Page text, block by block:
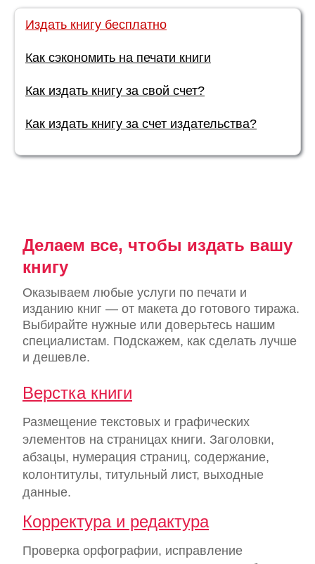
Издать книгу бесплатно
Как сэкономить на печати книги
Как издать книгу за свой счет?
Как издать книгу за счет издательства?
Делаем все, чтобы издать вашу
книгу
Оказываем любые услуги по печати и
изданию книг — от макета до готового тиража.
Выбирайте нужные или доверьтесь нашим
специалистам. Подскажем, как сделать лучше
и дешевле.
Верстка книги
Размещение текстовых и графических
элементов на страницах книги. Заголовки,
абзацы, нумерация страниц, содержание,
колонтитулы, титульный лист, выходные
данные.
Корректура и редактура
Проверка орфографии, исправление